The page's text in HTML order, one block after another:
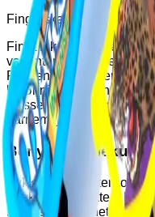
Fingerskateboard
Fingerskateboard er
varianter — den perfekte
Pakken inneholder 25 stk
belønning hos
klasserommet. Produktet
barnemiljø.
Benytt handlekurven
Klikk på "Varianter" og
ønskede produkter i
handlekurv-ikonet øverst